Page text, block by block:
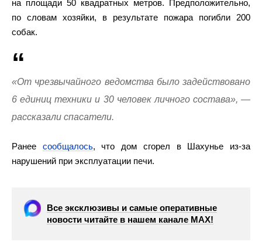
на площади 50 квадратных метров. Предположительно,
по словам хозяйки, в результате пожара погибли 200
собак.
«От чрезвычайного ведомства было задействовано
6 единиц техники и 30 человек личного состава», —
рассказали спасатели.
Ранее сообщалось, что дом сгорел в Шахунье из-за
нарушений при эксплуатации печи.
Все эксклюзивы и самые оперативные
новости читайте в нашем канале МАХ!